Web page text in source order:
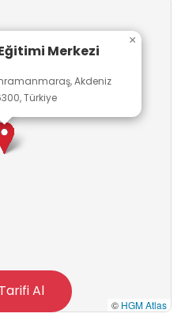
Merkezi
Akdeniz
Türkiye
×
© HGM Atlas
Al